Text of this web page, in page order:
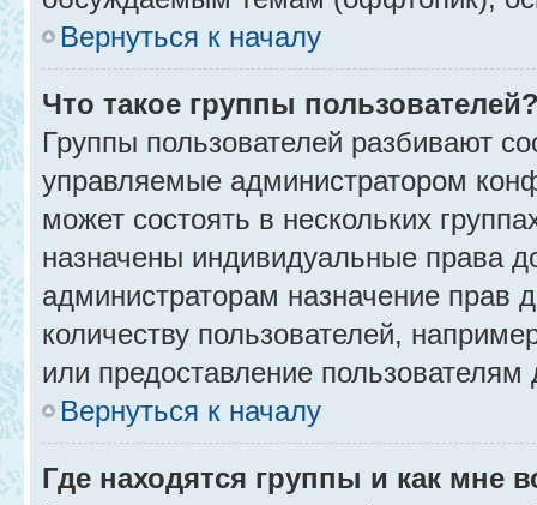
Вернуться к началу
Что такое группы
Группы пользователей разбивают
управляемые администратором
может состоять в нескольких
назначены индивидуальные права
администраторам назначение прав
количеству пользователей,
или предоставление
Вернуться к началу
Где находятся группы и как мне